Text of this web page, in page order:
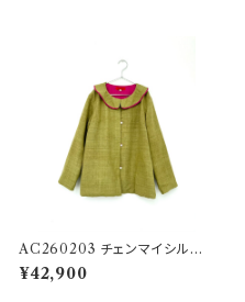
AC260203 チェンマイシルク
＆カラーリネンのフラットカラー
REV
¥42,900